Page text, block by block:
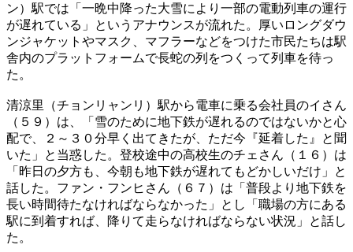
ン）駅では「一晩中降った大雪により一部の電動列車の運行
が遅れている」というアナウンスが流れた。厚いロングダウ
ンジャケットやマスク、マフラーなどをつけた市民たちは駅
舎内のプラットフォームで長蛇の列をつくって列車を待っ
た。
清涼里（チョンリャンリ）駅から電車に乗る会社員のイさん
（５９）は、「雪のために地下鉄が遅れるのではないかと心
配で、２～３０分早く出てきたが、ただ今『延着した』と聞
いた」と当惑した。登校途中の高校生のチェさん（１６）は
「昨日の夕方も、今朝も地下鉄が遅れてもどかしいだけ」と
話した。ファン・フンヒさん（６７）は「普段より地下鉄を
長い時間待たなければならなかった」とし「職場の方にある
駅に到着すれば、降りて走らなければならない状況」と話し
た。